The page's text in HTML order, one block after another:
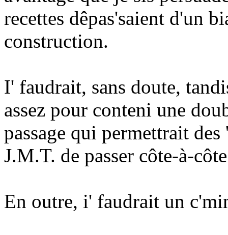
recettes dêpas'saient d'un
construction.
I' faudrait, sans doute,
assez pour conteni une
passage qui permettrait des
J.M.T. de passer côte-à-
En outre, i' faudrait un